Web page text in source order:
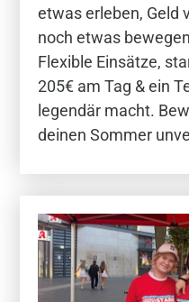
etwas erleben, Geld
noch etwas
Flexible Einsätze,
205€ am Tag & ein
legendär macht.
deinen Sommer